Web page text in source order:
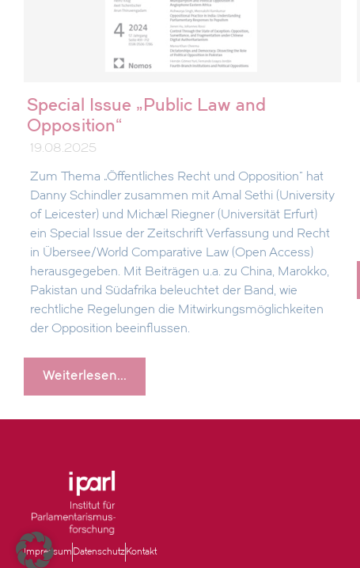
Special Issue „Public Law and
Opposition“
19.08.2025
Zum Thema „Öffentliches Recht und Opposition“ hat
Danny Schindler zusammen mit Amal Sethi (University
of Leicester) und Michael Riegner (Universität Erfurt)
ein Special Issue der Zeitschrift Verfassung und Recht
in Übersee/World Comparative Law (Open Access)
herausgegeben. Mit Beiträgen u.a. zu China, Marokko,
Pakistan und Südafrika beleuchtet der Band, wie
rechtliche Regelungen die Mitwirkungsmöglichkeiten
der Opposition beeinflussen.
Weiterlesen...
Impressum Datenschutz Kontakt